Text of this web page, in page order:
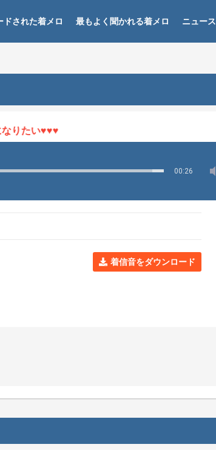
ドされた着メロ 最もよく聞かれる着メロ ニュース
たい♥♥♥
00:26
着信音をダウンロード